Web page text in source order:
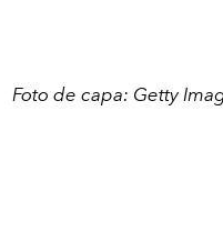
Foto de capa: Getty